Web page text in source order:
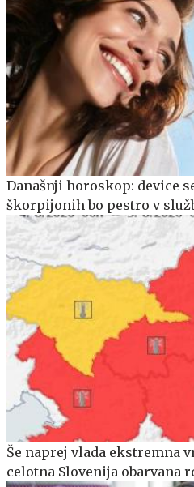
Današnji horoskop: device
škorpijonih bo pestro v
Še naprej vlada ekstremna
celotna Slovenija obarvana